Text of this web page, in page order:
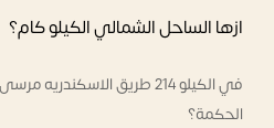
ازها الساحل الشمالي الكيلو كام؟
في الكيلو 214 طريق
الحكمة؟